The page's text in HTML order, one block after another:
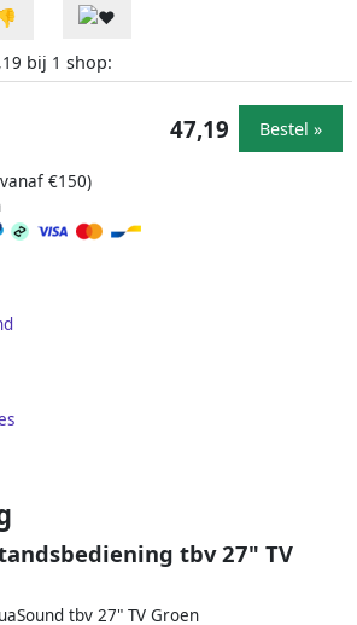
bij 1 shop:
€150)
47,19 Bestel »
tbv 27" TV
tbv 27" TV Groen